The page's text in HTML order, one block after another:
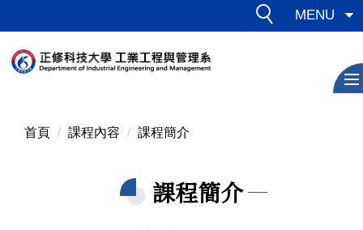
到
主
要
MENU
首頁 課程內容 課程簡介
課程簡介